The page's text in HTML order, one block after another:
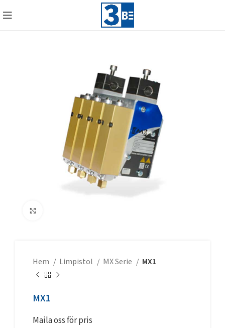
Hem Limpistol MX Serie MX1
MX1
Maila oss för pris